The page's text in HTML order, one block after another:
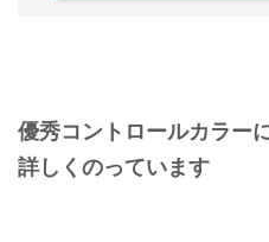
優秀コントロールカラー
詳しくのっています